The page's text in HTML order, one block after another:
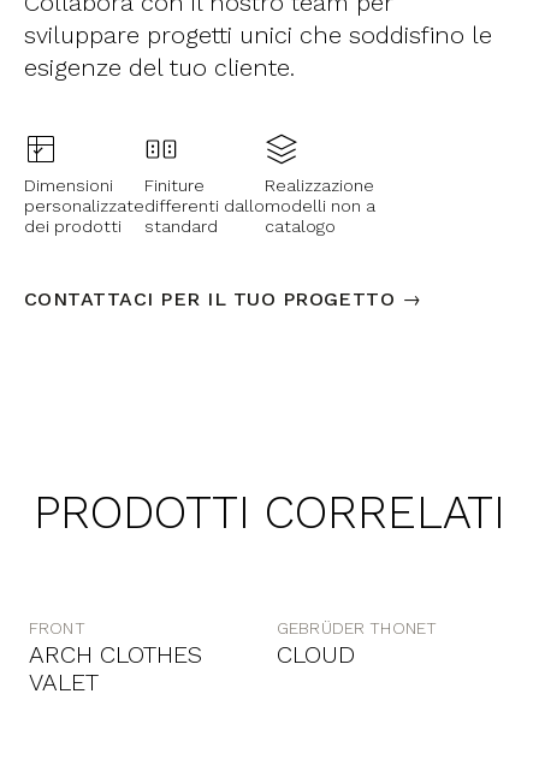
sviluppare progetti unici che soddisfino le
esigenze del tuo cliente.
Dimensioni
personalizzate
dei prodotti
Finiture
differenti dallo
standard
Realizzazione
modelli non a
catalogo
CONTATTACI PER IL TUO PROGETTO →
PRODOTTI CORRELATI
FRONT
ARCH CLOTHES
VALET
GEBRÜDER THONET
CLOUD